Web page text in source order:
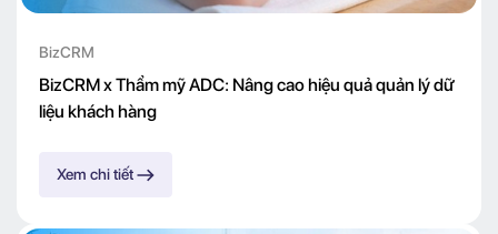
BizCRM
BizCRM x Thẩm mỹ ADC: Nâng cao hiệu quả quản lý dữ
liệu khách hàng
Xem chi tiết